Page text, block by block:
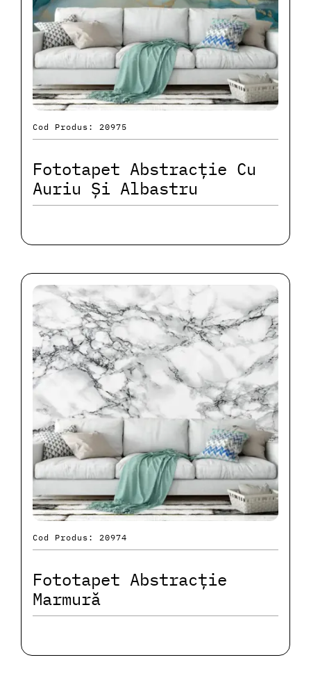
Cod Produs: 20975
Fototapet Abstracție Cu
Auriu Și Albastru
Cod Produs: 20974
Fototapet Abstracție
Marmură